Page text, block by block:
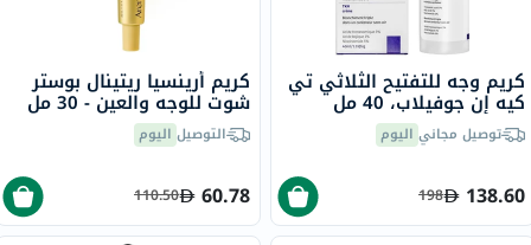
كريم وجه للتفتيح الثلاثي تي
كيه إن جوفيلاب، 40 مل
توصيل مجاني اليوم
138.60
198
كريم أرينسيا ريتينال بوستر
شوت للوجه والعين - 30 مل
التوصيل اليوم
60.78
110.50